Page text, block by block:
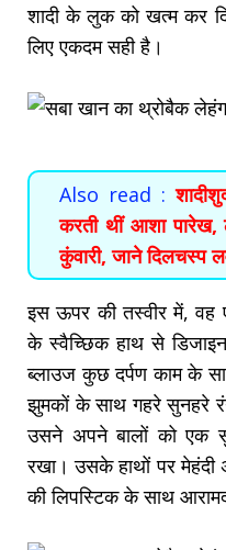
शादी के लुक को खत्म कर
लिए एकदम सही है।
Also read :
करती थीं आशा पारेख,
कुंवारी, जाने दिलचस्प
इस ऊपर की तस्वीर में, वह
के स्वैच्छिक हाथ से
ब्लाउज कुछ दर्पण काम के
झुमकों के साथ गहरे सुनहरे
उसने अपने बालों को
रखा। उसके हाथों पर मेहंदी
की लिपस्टिक के साथ